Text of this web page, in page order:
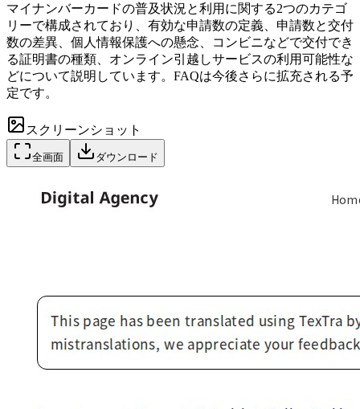
マイナンバーカードの普及状況と利用に関する2つのカテゴ
リーで構成されており、有効な申請数の定義、申請数と交付
数の差異、個人情報保護への懸念、コンビニなどで交付でき
る証明書の種類、オンライン引越しサービスの利用可能性な
どについて説明しています。FAQは今後さらに拡充される予
定です。
スクリーンショット
全画面 ダウンロード